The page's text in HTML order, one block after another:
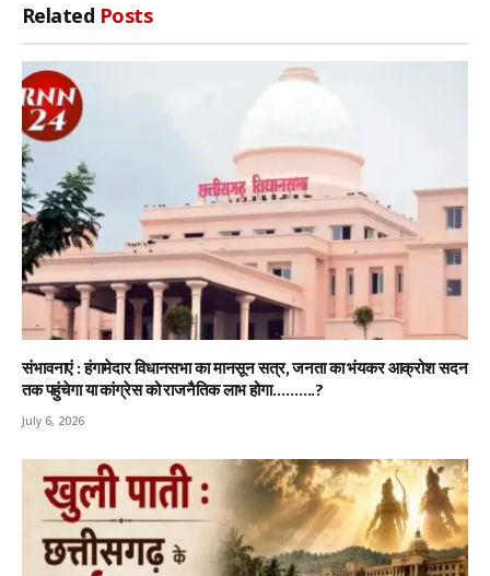
Related Posts
संभावनाएं : हंगामेदार विधानसभा का मानसून सत्र, जनता का भंयकर आक्रोश सदन
तक पहुंचेगा या कांग्रेस को राजनैतिक लाभ होगा……….?
July 6, 2026